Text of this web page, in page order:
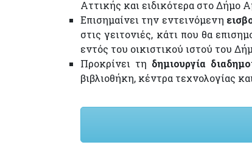
Αττικής και ειδικότερα στο Δήμο
Επισημαίνει την εντεινόμενη
στις γειτονιές, κάτι που θα
εντός του οικιστικού ιστού του
Προκρίνει τη δημιουργία
βιβλιοθήκη, κέντρα τεχνολογίας